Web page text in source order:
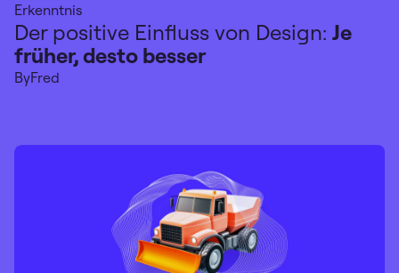
Erkenntnis
Der positive Einfluss von Design: Je
früher, desto besser
ByFred